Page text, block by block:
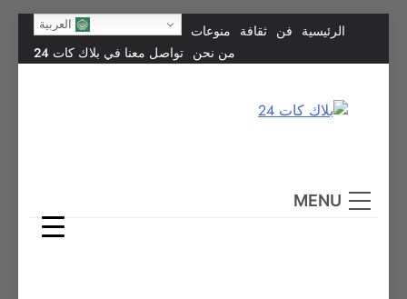
content
الرئيسية فن ثقافة منوعات العربية
من نحن تواصل معنا في بلاك كات 24
MENU